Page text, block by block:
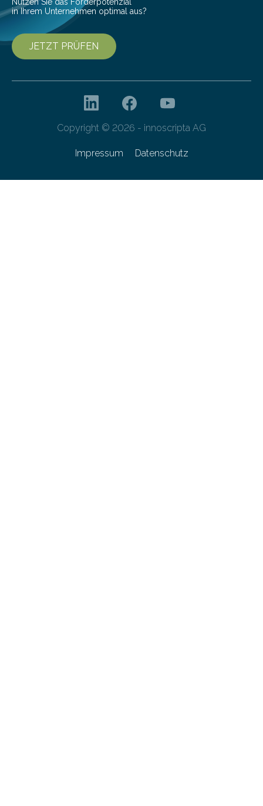
Nutzen Sie das Förderpotenzial
in Ihrem Unternehmen optimal aus?
JETZT PRÜFEN
Copyright © 2026 - innoscripta AG
Impressum Datenschutz